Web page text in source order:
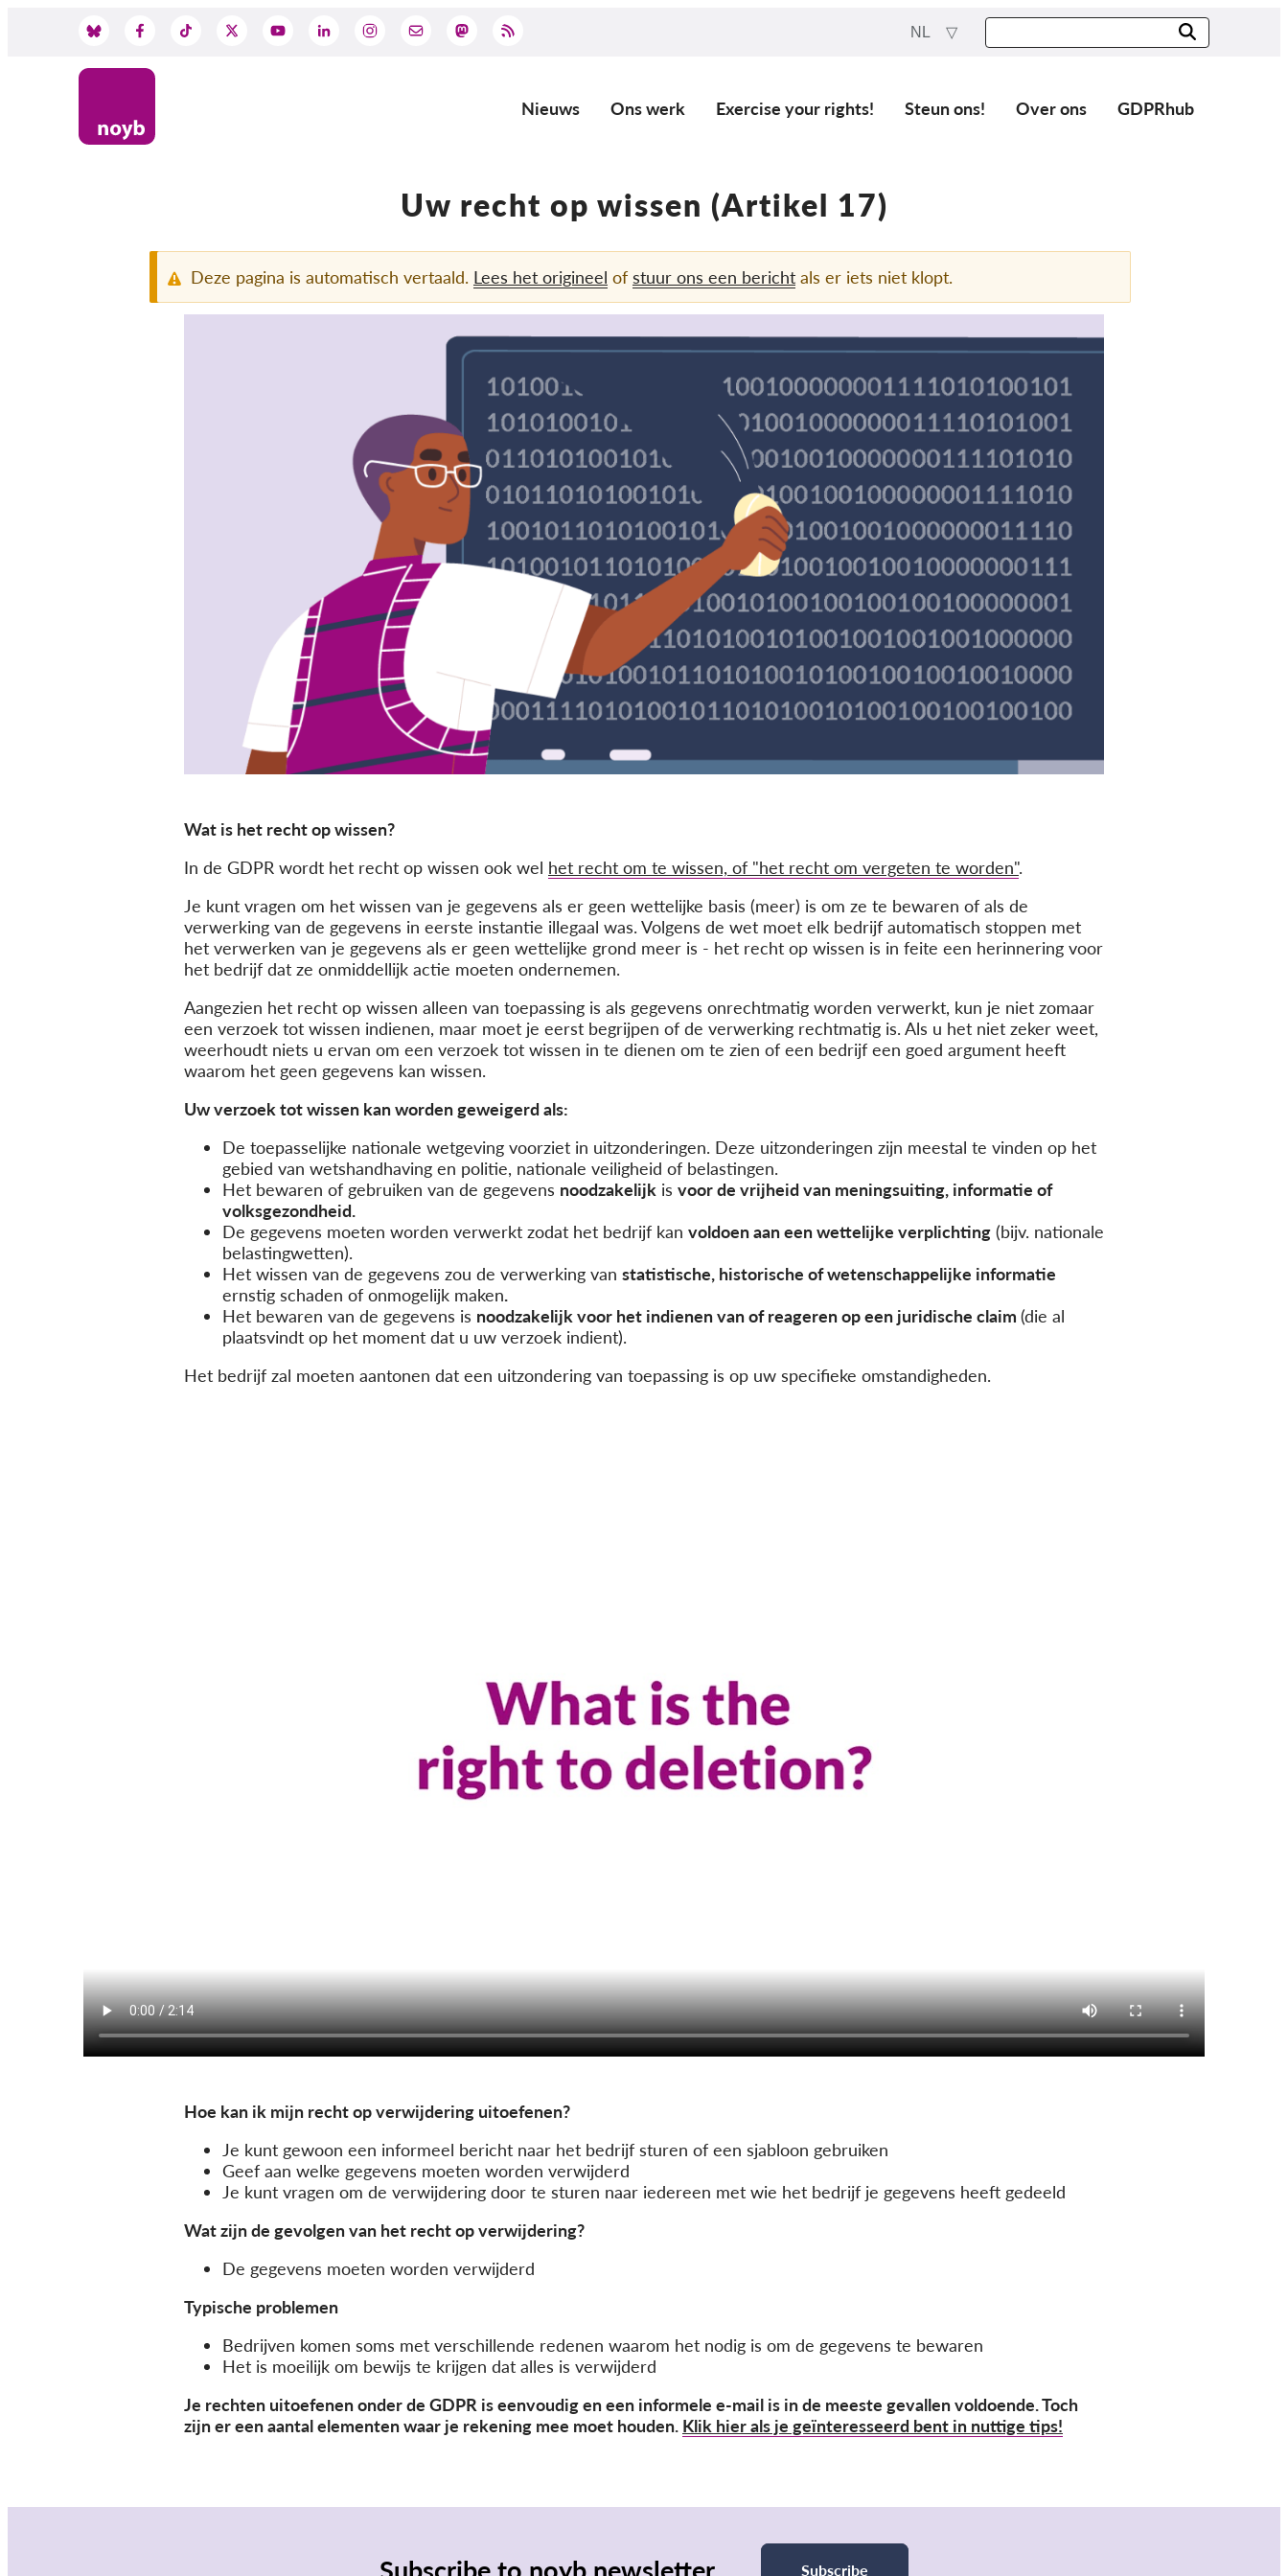
NL
Main
Nieuws Ons werk Exercise your rights! Steun ons! Over ons GDPRhub
Uw recht op wissen (Artikel 17)
Deze pagina is automatisch vertaald. Lees het origineel of stuur ons een bericht als er iets niet klopt.
Wat is het recht op wissen?
In de GDPR wordt het recht op wissen ook wel het recht om te wissen, of "het recht om vergeten te worden".
Je kunt vragen om het wissen van je gegevens als er geen wettelijke basis (meer) is om ze te bewaren of als de
verwerking van de gegevens in eerste instantie illegaal was. Volgens de wet moet elk bedrijf automatisch stoppen met
het verwerken van je gegevens als er geen wettelijke grond meer is - het recht op wissen is in feite een herinnering voor
het bedrijf dat ze onmiddellijk actie moeten ondernemen.
Aangezien het recht op wissen alleen van toepassing is als gegevens onrechtmatig worden verwerkt, kun je niet zomaar
een verzoek tot wissen indienen, maar moet je eerst begrijpen of de verwerking rechtmatig is. Als u het niet zeker weet,
weerhoudt niets u ervan om een verzoek tot wissen in te dienen om te zien of een bedrijf een goed argument heeft
waarom het geen gegevens kan wissen.
Uw verzoek tot wissen kan worden geweigerd als:
De toepasselijke nationale wetgeving voorziet in uitzonderingen. Deze uitzonderingen zijn meestal te vinden op het
gebied van wetshandhaving en politie, nationale veiligheid of belastingen.
Het bewaren of gebruiken van de gegevens noodzakelijk is voor de vrijheid van meningsuiting, informatie of
volksgezondheid.
De gegevens moeten worden verwerkt zodat het bedrijf kan voldoen aan een wettelijke verplichting (bijv. nationale
belastingwetten).
Het wissen van de gegevens zou de verwerking van statistische, historische of wetenschappelijke informatie
ernstig schaden of onmogelijk maken.
Het bewaren van de gegevens is noodzakelijk voor het indienen van of reageren op een juridische claim (die al
plaatsvindt op het moment dat u uw verzoek indient).
Het bedrijf zal moeten aantonen dat een uitzondering van toepassing is op uw specifieke omstandigheden.
Hoe kan ik mijn recht op verwijdering uitoefenen?
Je kunt gewoon een informeel bericht naar het bedrijf sturen of een sjabloon gebruiken
Geef aan welke gegevens moeten worden verwijderd
Je kunt vragen om de verwijdering door te sturen naar iedereen met wie het bedrijf je gegevens heeft gedeeld
Wat zijn de gevolgen van het recht op verwijdering?
De gegevens moeten worden verwijderd
Typische problemen
Bedrijven komen soms met verschillende redenen waarom het nodig is om de gegevens te bewaren
Het is moeilijk om bewijs te krijgen dat alles is verwijderd
Je rechten uitoefenen onder de GDPR is eenvoudig en een informele e-mail is in de meeste gevallen voldoende. Toch
zijn er een aantal elementen waar je rekening mee moet houden. Klik hier als je geïnteresseerd bent in nuttige tips!
Subscribe